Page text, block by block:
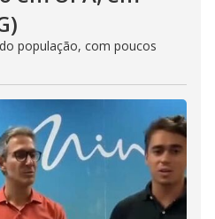
população, com poucos